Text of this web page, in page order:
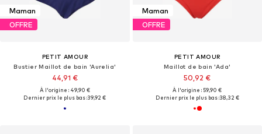
Maman
OFFRE
PETIT AMOUR
Bustier Maillot de bain 'Aurelia'
44,91 €
À l'origine : 49,90 €
Dernier prix le plus bas :39,92 €
Maman
OFFRE
PETIT AMOUR
Maillot de bain 'Ada'
50,92 €
À l'origine : 59,90 €
Dernier prix le plus bas :38,32 €